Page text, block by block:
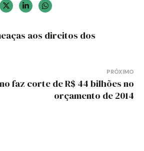
aos direitos dos
PRÓXIMO
faz corte de R$ 44 bilhões no
orçamento de 2014